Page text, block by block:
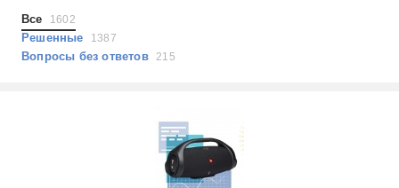
Наушники
Выберите...
не включается
самопроизвольное выключение
самостоятельный ремонт
Все 1602
Решенные 1387
Вопросы без ответов215